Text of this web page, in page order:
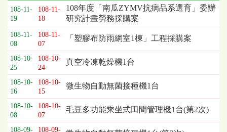
招
標
採
購
列
表，
欄
位
依
序
為：
開
108-11-
19
108-11-
18
108年度「南瓜ZYMV抗病品系選育」委辦
研究計畫勞務採購案
108-11-
08
108-11-
07
「塑膠布防雨網室1棟」工程採購案
108-10-
25
108-10-
24
真空冷凍乾燥機1台
108-10-
16
108-10-
15
微生物自動無菌接種機1台
108-10-
08
108-10-
07
毛豆多功能乘坐式田間管理機1台(第2次)
108-09-
108-09-